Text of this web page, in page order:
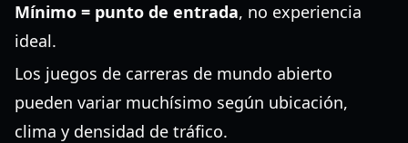
Mínimo = punto de entrada, no experiencia
ideal.
Los juegos de carreras de mundo abierto
pueden variar muchísimo según ubicación,
clima y densidad de tráfico.